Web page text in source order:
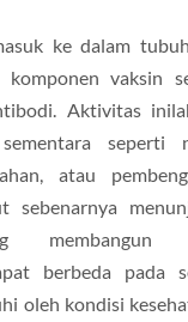
ke dalam
komponen vaksin
Aktivitas
seperti
atau
sebenarnya
membangun
berbeda pada
oleh kondisi